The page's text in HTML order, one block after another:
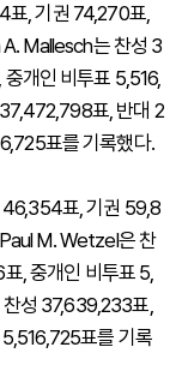
표, 기권 74,270표,
Mallesch는 찬성 3
개인 비투표 5,516,
표, 반대 2
표를 기록했다.
46,354표, 기권 59,8
M. Wetzel은 찬
, 중개인 비투표 5,
성 37,639,233표,
표를 기록